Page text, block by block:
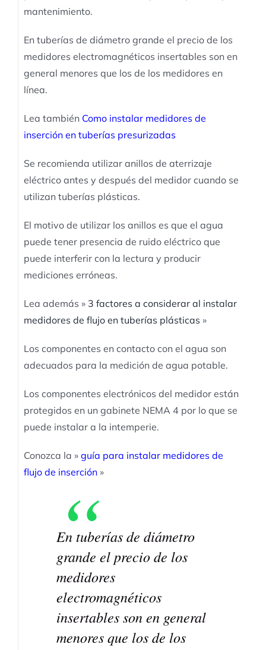
mantenimiento.
En tuberías de diámetro grande el precio de los
medidores electromagnéticos insertables son en
general menores que los de los medidores en
línea.
Lea también Como instalar medidores de
inserción en tuberías presurizadas
Se recomienda utilizar anillos de aterrizaje
eléctrico antes y después del medidor cuando se
utilizan tuberías plásticas.
El motivo de utilizar los anillos es que el agua
puede tener presencia de ruido eléctrico que
puede interferir con la lectura y producir
mediciones erróneas.
Lea además » 3 factores a considerar al instalar
medidores de flujo en tuberías plásticas »
Los componentes en contacto con el agua son
adecuados para la medición de agua potable.
Los componentes electrónicos del medidor están
protegidos en un gabinete NEMA 4 por lo que se
puede instalar a la intemperie.
Conozca la » guía para instalar medidores de
flujo de inserción »
En tuberías de diámetro
grande el precio de los
medidores
electromagnéticos
insertables son en general
menores que los de los